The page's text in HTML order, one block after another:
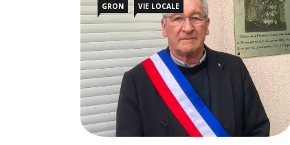
GRON VIE LOCALE